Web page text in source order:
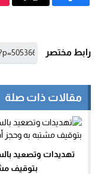
رابط مختصر
مقالات ذات صلة
تهديدات وتصعيد
بتوقيف